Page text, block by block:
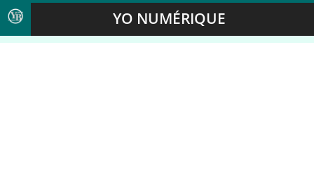
YO NUMÉRIQUE